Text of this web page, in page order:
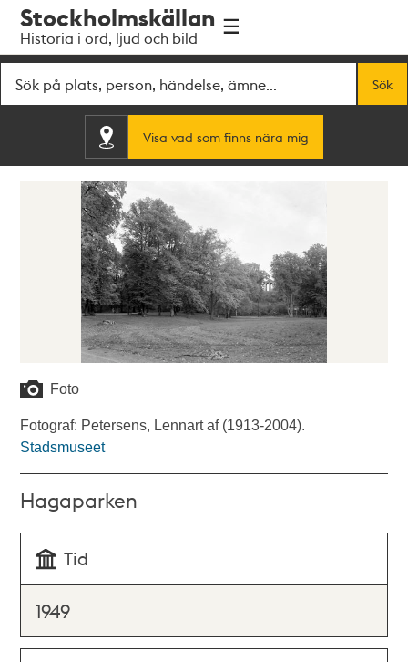
navigationen
huvudinnehållet
Stockholmskällan
Historia i ord, ljud och bild
Sök
Visa vad som finns nära mig
Foto
Fotograf: Petersens, Lennart af (1913-2004).
Stadsmuseet
Hagaparken
Tid
1949